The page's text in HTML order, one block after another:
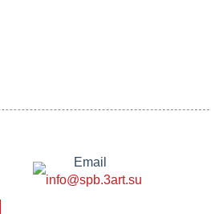
Email
info@spb.3art.su